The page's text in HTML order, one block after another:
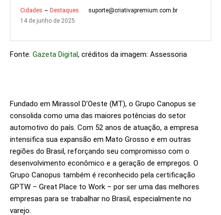
Cidades Destaques
suporte@criativapremium.com.br
14 de junho de 2025
Fonte: Gazeta Digital, créditos da imagem: Assessoria
Fundado em Mirassol D’Oeste (MT), o Grupo Canopus se
consolida como uma das maiores potências do setor
automotivo do país. Com 52 anos de atuação, a empresa
intensifica sua expansão em Mato Grosso e em outras
regiões do Brasil, reforçando seu compromisso com o
desenvolvimento econômico e a geração de empregos. O
Grupo Canopus também é reconhecido pela certificação
GPTW – Great Place to Work – por ser uma das melhores
empresas para se trabalhar no Brasil, especialmente no
varejo.